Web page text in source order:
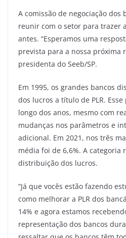
A comissão de negociação dos
reunir com o setor para trazer
antes. “Esperamos uma
prevista para a nossa próxima
presidenta do Seeb/SP.
Em 1995, os grandes bancos
dos lucros a título de PLR.
longo dos anos, mesmo com
mudanças nos parâmetros e
adicional. Em 2021, nos três
média foi de 6,6%. A categoria
distribuição dos lucros.
“Já que vocês estão fazendo
como melhorar a PLR dos
14% e agora estamos
representação dos bancos